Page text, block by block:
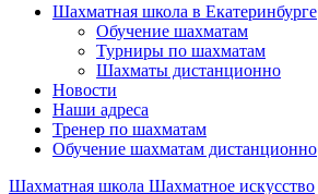
Шахматная школа в Екатеринбурге
Обучение шахматам
Турниры по шахматам
Шахматы дистанционно
Новости
Наши адреса
Тренер по шахматам
Обучение шахматам дистанционно
Шахматная школа Шахматное искусство